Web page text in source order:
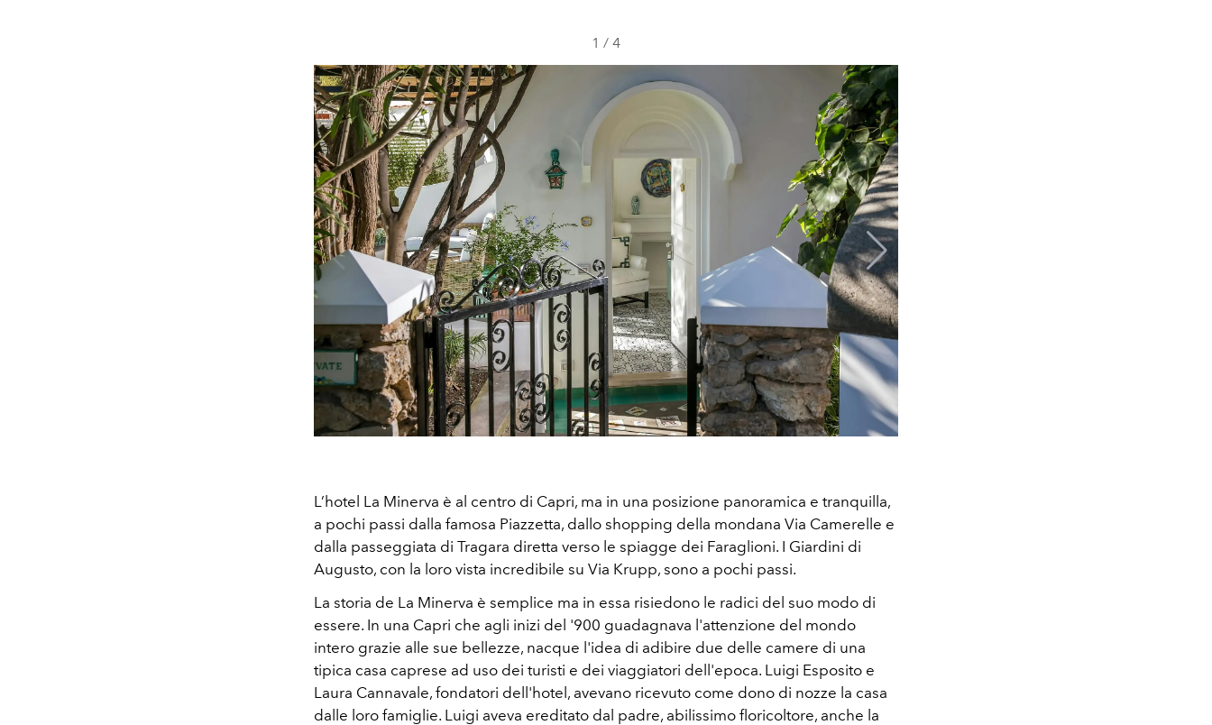
1 / 4
L’hotel La Minerva è al centro di Capri, ma in una posizione panoramica e tranquilla,
a pochi passi dalla famosa Piazzetta, dallo shopping della mondana Via Camerelle e
dalla passeggiata di Tragara diretta verso le spiagge dei Faraglioni. I Giardini di
Augusto, con la loro vista incredibile su Via Krupp, sono a pochi passi.
La storia de La Minerva è semplice ma in essa risiedono le radici del suo modo di
essere. In una Capri che agli inizi del '900 guadagnava l'attenzione del mondo
intero grazie alle sue bellezze, nacque l'idea di adibire due delle camere di una
tipica casa caprese ad uso dei turisti e dei viaggiatori dell'epoca. Luigi Esposito e
Laura Cannavale, fondatori dell'hotel, avevano ricevuto come dono di nozze la casa
dalle loro famiglie. Luigi aveva ereditato dal padre, abilissimo floricoltore, anche la